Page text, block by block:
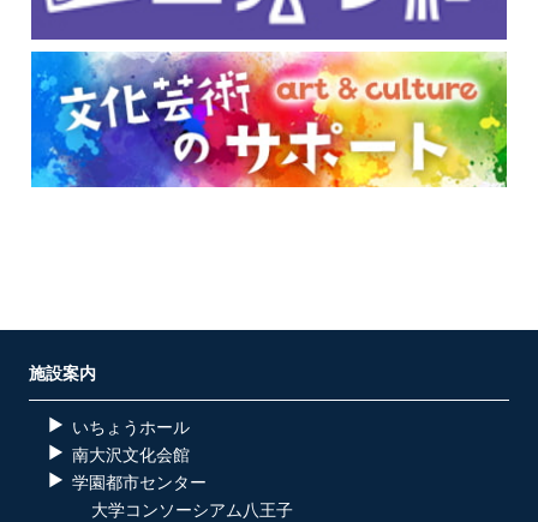
施設案内
いちょうホール
南大沢文化会館
学園都市センター
大学コンソーシアム八王子